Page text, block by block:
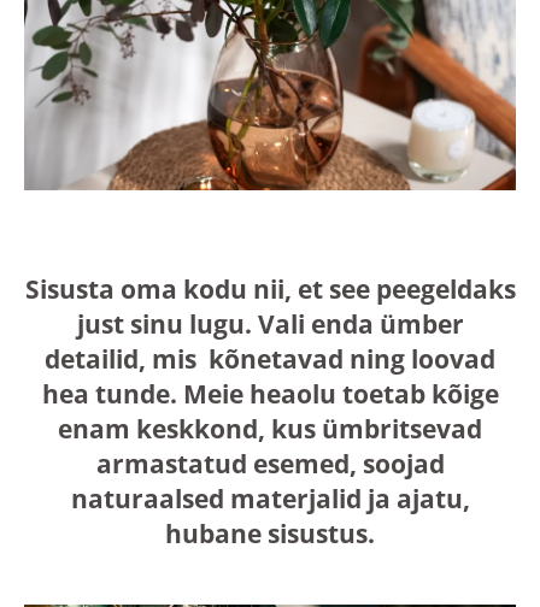
Sisusta oma kodu nii, et see peegeldaks
just sinu lugu. Vali enda ümber
detailid, mis kõnetavad ning loovad
hea tunde. Meie heaolu toetab kõige
enam keskkond, kus ümbritsevad
armastatud esemed, soojad
naturaalsed materjalid ja ajatu,
hubane sisustus.